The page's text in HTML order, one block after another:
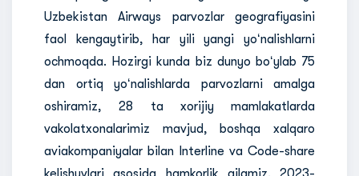
Uzbekistan Airways parvozlar geografiyasini
faol kengaytirib, har yili yangi yoʻnalishlarni
ochmoqda. Hozirgi kunda biz dunyo boʻylab 75
dan ortiq yoʻnalishlarda parvozlarni amalga
oshiramiz, 28 ta xorijiy mamlakatlarda
vakolatxonalarimiz mavjud, boshqa xalqaro
aviakompaniyalar bilan Interline va Code-share